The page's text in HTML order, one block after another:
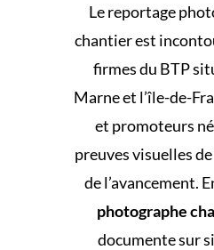
Le reportage
chantier est
firmes du BTP
Marne et l’île-de-
et promoteurs
preuves visuelles
de l’avancement.
photographe
documente sur